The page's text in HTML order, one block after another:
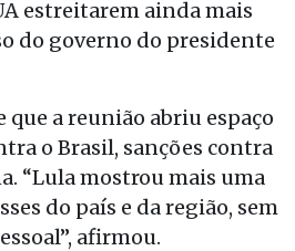
estreitarem ainda mais
do governo do presidente
a reunião abriu espaço
o Brasil, sanções contra
“Lula mostrou mais uma
do país e da região, sem
afirmou.